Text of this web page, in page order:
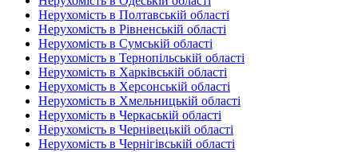
Нерухомість в Полтавській області
Нерухомість в Рівненській області
Нерухомість в Сумській області
Нерухомість в Тернопільській області
Нерухомість в Харківській області
Нерухомість в Херсонській області
Нерухомість в Хмельницькій області
Нерухомість в Черкаській області
Нерухомість в Чернівецькій області
Нерухомість в Чернігівській області